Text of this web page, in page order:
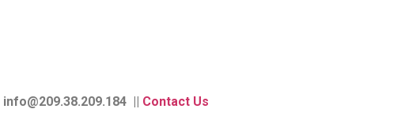
info@209.38.209.184 || Contact Us